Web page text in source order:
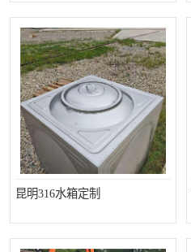
昆明316水箱定制